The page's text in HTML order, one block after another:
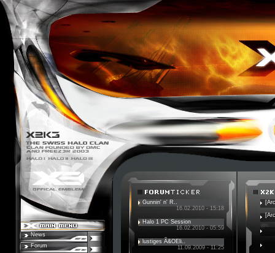
News
Forum
Gunnin' n' R..
16.02.2010 - 15:18
Halo 1 PC Session
16.02.2010 - 05:59
lustiges Ã&OEli..
11.09.2009 - 11:25